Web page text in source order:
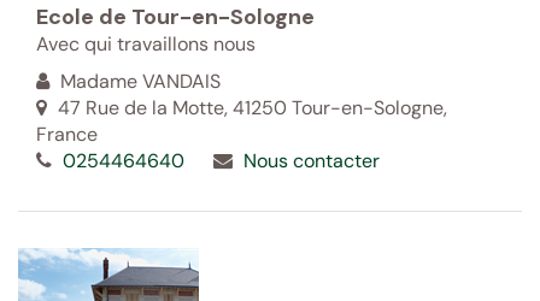
Ecole de Tour-en-Sologne
Avec qui travaillons nous
Madame VANDAIS
47 Rue de la Motte, 41250 Tour-en-Sologne,
France
0254464640
Nous contacter